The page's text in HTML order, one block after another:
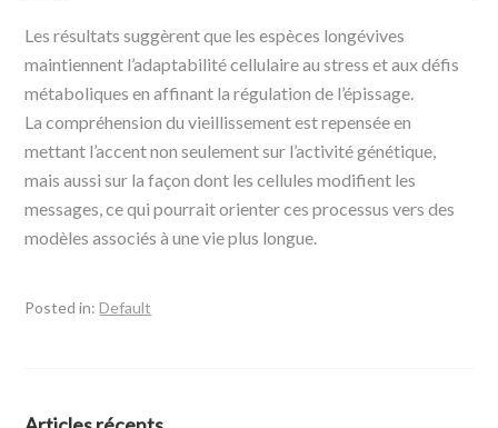
Les résultats suggèrent que les espèces longévives
maintiennent l’adaptabilité cellulaire au stress et aux défis
métaboliques en affinant la régulation de l’épissage.
La compréhension du vieillissement est repensée en
mettant l’accent non seulement sur l’activité génétique,
mais aussi sur la façon dont les cellules modifient les
messages, ce qui pourrait orienter ces processus vers des
modèles associés à une vie plus longue.
Posted in:Default